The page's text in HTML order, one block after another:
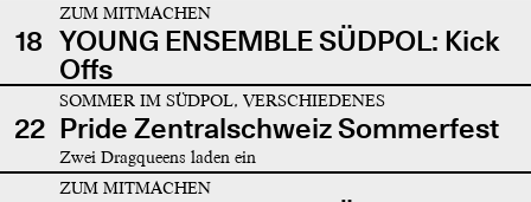
18
ZUM MITMACHEN
YOUNG ENSEMBLE SÜDPOL: Kick
Offs
22
SOMMER IM SÜDPOL, VERSCHIEDENES
Pride Zentralschweiz Sommerfest
Zwei Dragqueens laden ein
ZUM MITMACHEN